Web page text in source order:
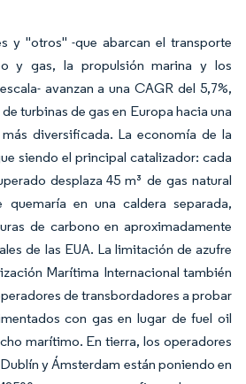
y "otros" -que abarcan el transporte
y gas, la propulsión marina y los
avanzan a una CAGR del 5,7%,
turbinas de gas en Europa hacia una
diversificada. La economía de la
siendo el principal catalizador: cada
desplaza 45 m³ de gas natural
en una caldera separada,
de carbono en aproximadamente
de las EUA. La limitación de azufre
Marítima Internacional también
de transbordadores a probar
con gas en lugar de fuel oil
marítimo. En tierra, los operadores
y Ámsterdam están poniendo en